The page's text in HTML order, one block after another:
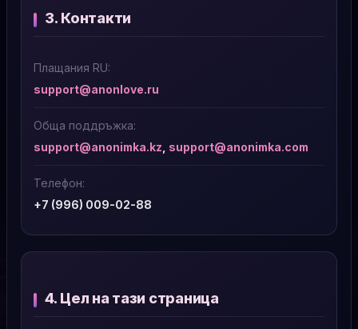
3. Контакти
Плащания RU:
support@anonlove.ru
Обща поддръжка:
support@anonimka.kz support@anonimka.com
Телефон:
+7 (996) 009-02-88
4. Цел на тази страница